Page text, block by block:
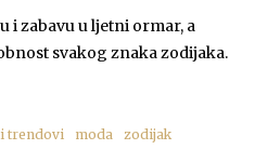
i zabavu u ljetni ormar, a
svakog znaka zodijaka.
trendovi moda zodijak